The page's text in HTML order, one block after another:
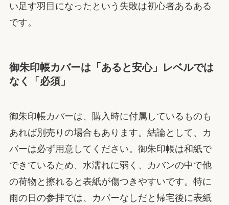
い足す羽目になったという失敗は初心者あるある
です。
御朱印帳カバーは「あると安心」レベルでは
なく「必須」
御朱印帳カバーは、購入時に付属しているものも
あれば別売りの場合もあります。結論として、カ
バーは必ず用意してください。御朱印帳は和紙で
できているため、水濡れに弱く、カバンの中で他
の荷物と擦れると表紙が傷つきやすいです。特に
雨の日の参拝では、カバーなしだと帰宅後に表紙